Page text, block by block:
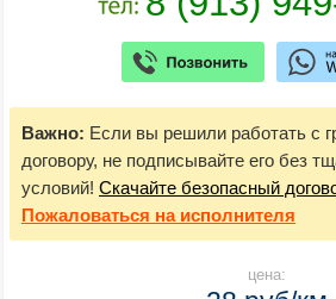
Важно: Если вы решили работать с
договору, не подписывайте его без
условий! Скачайте безопасный
Пожаловаться на исполнителя
цена: